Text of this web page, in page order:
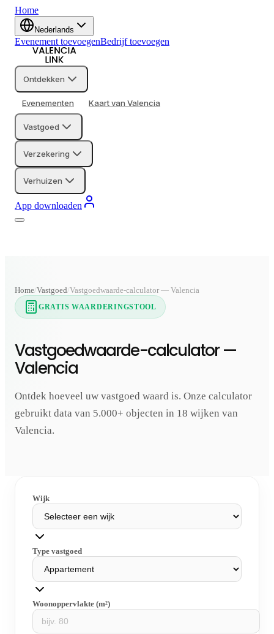
Home
Nederlands
Evenement toevoegenBedrijf toevoegen
Ontdekken
Evenementen Kaart van Valencia
Vastgoed
Verzekering
Verhuizen
App downloaden
Home Vastgoed Vastgoedwaarde-calculator — Valencia
GRATIS WAARDERINGSTOOL
Vastgoedwaarde-calculator —
Valencia
Ontdek hoeveel uw vastgoed waard is. Onze calculator
gebruikt data van 5.000+ objecten in 18 wijken van
Valencia.
Wijk
Type vastgoed
Woonoppervlakte (m²)